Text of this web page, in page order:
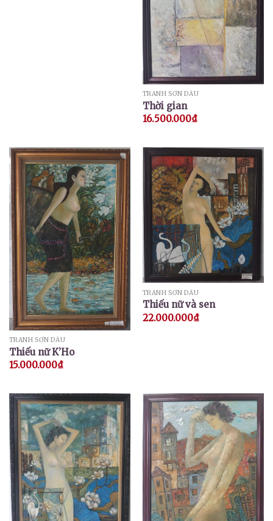
TRANH SƠN DẦU
Thời gian
16.500.000₫
TRANH SƠN DẦU
Thiếu nữ K’Ho
15.000.000₫
TRANH SƠN DẦU
Thiếu nữ và sen
22.000.000₫